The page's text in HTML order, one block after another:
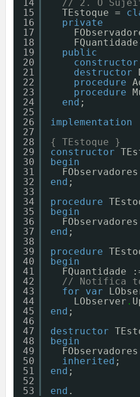
14
15
16
17
18
19
20
21
22
23
24
25
26
27
28
29
30
31
32
33
34
35
36
37
38
39
40
41
42
43
44
45
46
47
48
49
50
51
52
53
// 2. O
TEstoque =
private
public
constructor
destructor
procedure
procedure
end ;
implementation
{ TEstoque }
constructor
begin
end ;
procedure
begin
FObservadores
end ;
procedure
begin
FQuantidade
// Notifica
for
var
LObserver .
end ;
destructor
begin
FObservadores
inherited ;
end ;
end .